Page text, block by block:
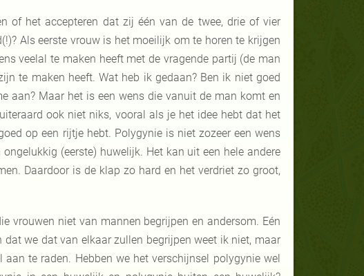
of het accepteren dat zij één van de twee, drie of vier
Als eerste vrouw is het moeilijk om te horen te krijgen
veelal te maken heeft met de vragende partij (de man
te maken heeft. Wat heb ik gedaan? Ben ik niet goed
aan? Maar het is een wens die vanuit de man komt en
ook niet niks, vooral als je het idee hebt dat het
op een rijtje hebt. Polygynie is niet zozeer een wens
(eerste) huwelijk. Het kan uit een hele andere
Daardoor is de klap zo hard en het verdriet zo groot,
vrouwen niet van mannen begrijpen en andersom. Eén
we dat van elkaar zullen begrijpen weet ik niet, maar
te raden. Hebben we het verschijnsel polygynie wel